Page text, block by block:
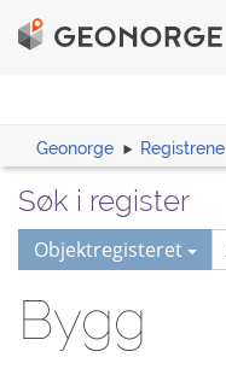
Geonorge Registrene
Søk i register
Objektregisteret
Bygg